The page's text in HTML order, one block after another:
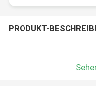
PRODUKT-